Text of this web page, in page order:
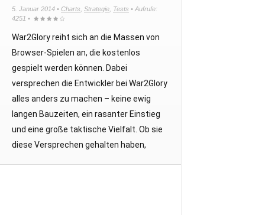
5. Januar 2014 • Charts Strategie Tests • Aufrufe:
4251 •
War2Glory reiht sich an die Massen von
Browser-Spielen an, die kostenlos
gespielt werden können. Dabei
versprechen die Entwickler bei War2Glory
alles anders zu machen – keine ewig
langen Bauzeiten, ein rasanter Einstieg
und eine große taktische Vielfalt. Ob sie
diese Versprechen gehalten haben,